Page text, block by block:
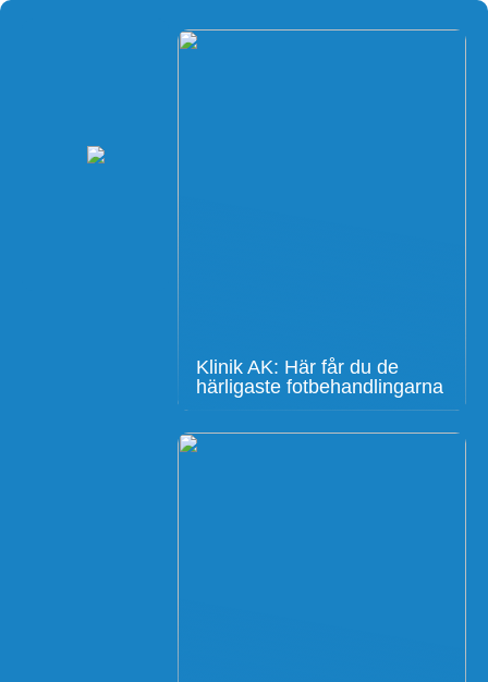
Klinik AK: Här får du de
härligaste fotbehandlingarna